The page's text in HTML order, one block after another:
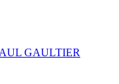
GAULTIER